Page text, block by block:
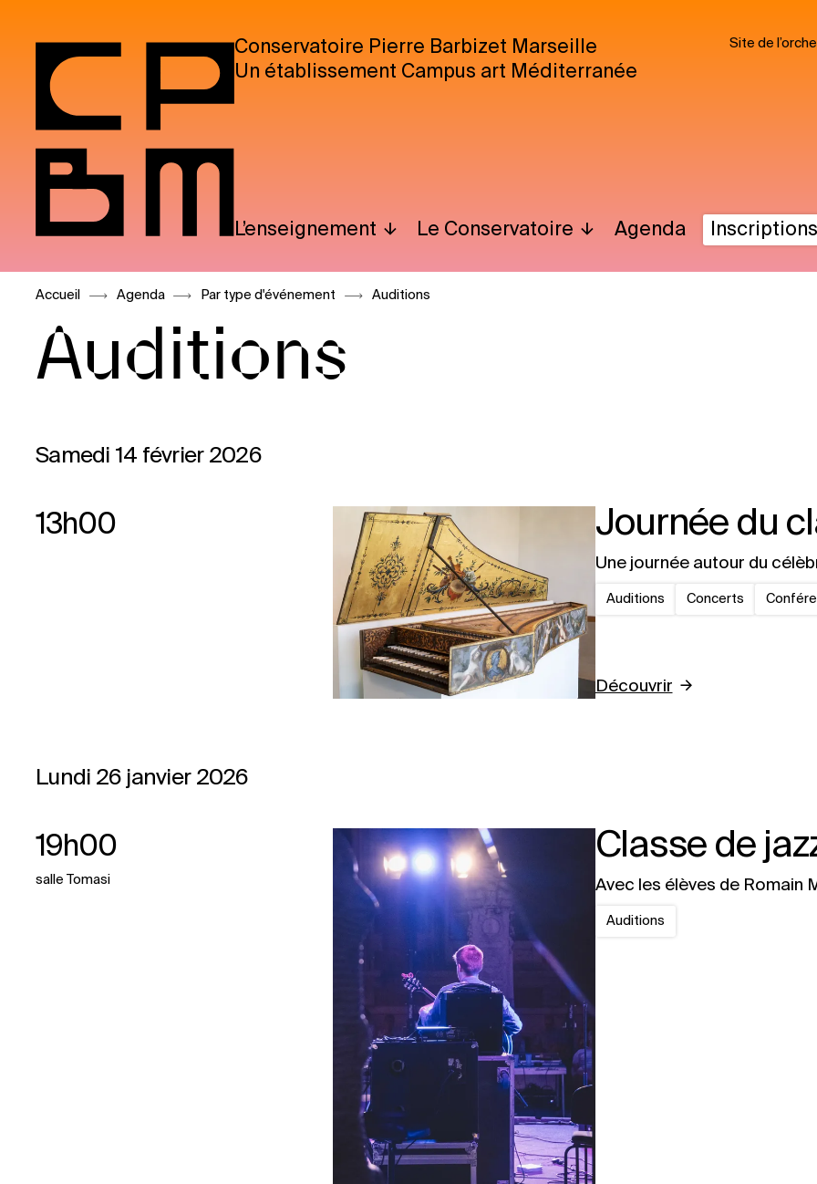
Conservatoire Pierre Barbizet Marseille
Un établissement Campus art Méditerranée
Site de
L’enseignement Le Conservatoire Agenda Inscriptions
Accueil Agenda Par type d'événement Auditions
Auditions
Samedi 14 février 2026
Journée du
13h00
Une journée autour du
Auditions Concerts
Découvrir
Lundi 26 janvier 2026
Classe de
19h00
salle Tomasi Avec les élèves de Romain
Auditions